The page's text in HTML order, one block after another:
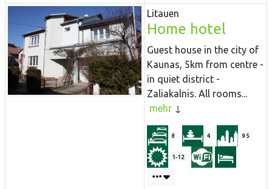
Litauen
Home hotel
Guest house in the city of
Kaunas, 5km from centre -
in quiet district -
Zaliakalnis. All rooms...
mehr
8 4 95
1-12